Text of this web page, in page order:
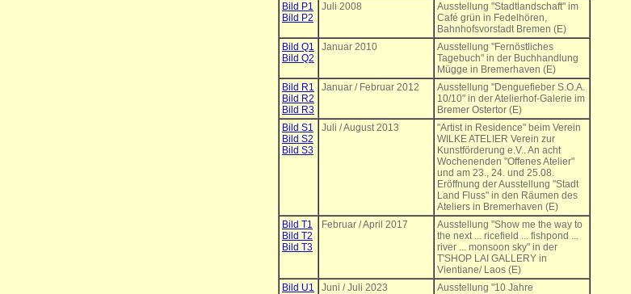
Bild P1
Bild P2
Juli 2008
Ausstellung "Stadtlandschaft" im
Café grün in Fedelhören,
Bahnhofsvorstadt Bremen (E)
Bild Q1
Bild Q2
Januar 2010
Ausstellung "Fernöstliches
Tagebuch" in der Buchhandlung
Mügge in Bremerhaven (E)
Bild R1
Bild R2
Bild R3
Januar / Februar 2012
Ausstellung "Denguefieber S.O.A.
10/10" in der Atelierhof-Galerie im
Bremer Ostertor (E)
Bild S1
Bild S2
Bild S3
Juli / August 2013
"Artist in Residence" beim Verein
WILKE ATELIER Verein zur
Kunstförderung e.V.. An acht
Wochenenden "Offenes Atelier"
und am 23., 24. und 25.08.
Eröffnung der Ausstellung "Stadt
Land Fluss" in den Räumen des
Ateliers in Bremerhaven (E)
Bild T1
Bild T2
Bild T3
Februar / April 2017
Ausstellung "Show me the way to
the next ... ricefield ... fishpond ...
river ... monsoon sky" in der
T'SHOP LAI GALLERY in
Vientiane/ Laos (E)
Bild U1
Juni / Juli 2023
Ausstellung "10 Jahre